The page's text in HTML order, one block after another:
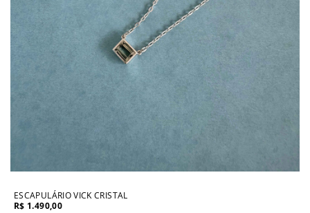
ESCAPULÁRIO VICK CRISTAL
R$ 1.490,00